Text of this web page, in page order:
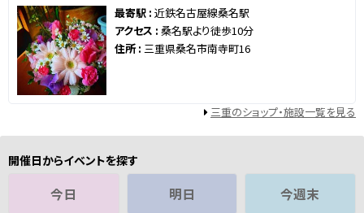
最寄駅 : 近鉄名古屋線桑名駅
アクセス : 桑名駅より徒歩10分
住所 : 三重県桑名市南寺町16
三重のショップ・施設一覧を見る
開催日からイベントを探す
今日 明日 今週末